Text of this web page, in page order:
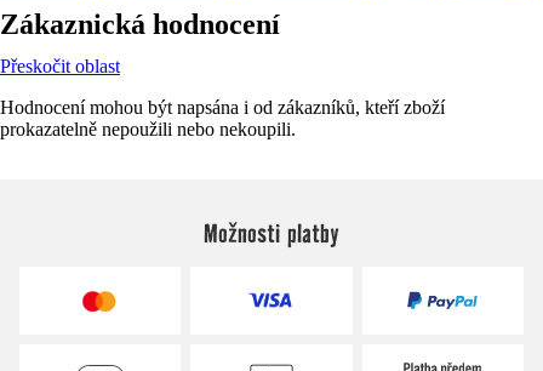
Zákaznická hodnocení
Přeskočit oblast
Hodnocení mohou být napsána i od zákazníků, kteří zboží
prokazatelně nepoužili nebo nekoupili.
Možnosti platby